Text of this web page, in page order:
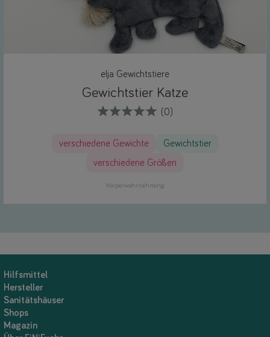
elja Gewichtstiere
Gewichtstier Katze
(0)
verschiedene Gewichte
Gewichtstier
verschiedene Größen
Körperwahrnehmung
Hilfsmittel
Hersteller
Sanitätshäuser
Shops
Magazin